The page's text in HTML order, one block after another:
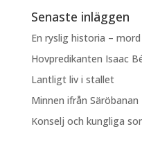
Senaste inläggen
En ryslig historia –
Hovpredikanten Isaac
Lantligt liv i stallet
Minnen ifrån Säröbanan
Konselj och kungliga